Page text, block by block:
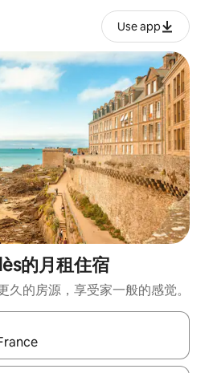
Use app
的月租住宿
的房源，享受家一般的感觉。
下方向键查看，或通过点击或滑动手势